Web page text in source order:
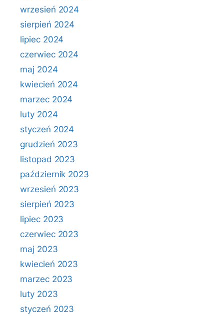
wrzesień 2024
sierpień 2024
lipiec 2024
czerwiec 2024
maj 2024
kwiecień 2024
marzec 2024
luty 2024
styczeń 2024
grudzień 2023
listopad 2023
październik 2023
wrzesień 2023
sierpień 2023
lipiec 2023
czerwiec 2023
maj 2023
kwiecień 2023
marzec 2023
luty 2023
styczeń 2023